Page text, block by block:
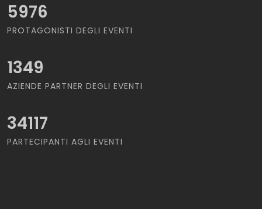
5976
PROTAGONISTI DEGLI EVENTI
1349
AZIENDE PARTNER DEGLI EVENTI
34117
PARTECIPANTI AGLI EVENTI